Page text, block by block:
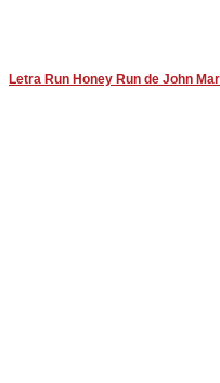
Letra Run Honey Run de John